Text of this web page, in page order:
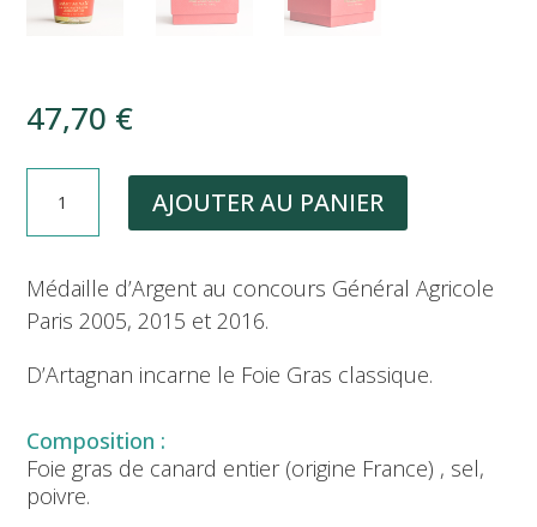
47,70 €
D'ARTAGNAN
FOIE
GRAS
CANARD
NATURE
DANS
SON
ÉCRIN
AJOUTER AU PANIER
Médaille d’Argent au concours Général Agricole
Paris 2005, 2015 et 2016.
D’Artagnan incarne le Foie Gras classique.
Foie gras de canard entier (origine France) , sel,
poivre.